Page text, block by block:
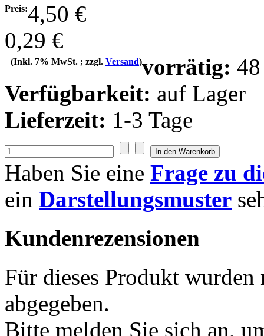
Preis:4,50 €
0,29 €
(Inkl. 7% MwSt. ; zzgl. Versand)vorrätig: 48
Verfügbarkeit: auf Lager
Lieferzeit: 1-3 Tage
Haben Sie eine Frage zu
ein Darstellungsmuster
Kundenrezensionen
Für dieses Produkt
abgegeben.
Bitte melden Sie sich an,